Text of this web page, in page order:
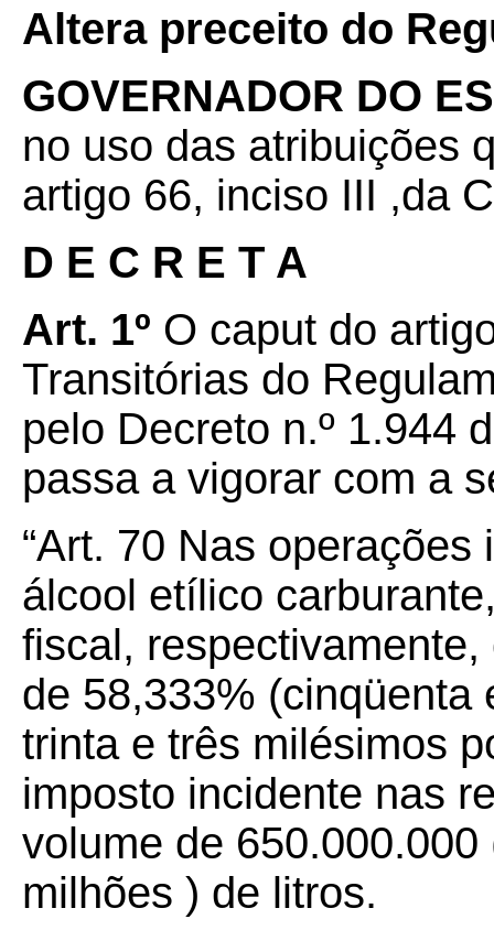
Altera preceito do
GOVERNADOR DO
no uso das atribuições
artigo 66, inciso III ,da
D E C R E T A
Art. 1º O caput do
Transitórias do
pelo Decreto n.º 1.944
passa a vigorar com a
“Art. 70 Nas
álcool etílico
fiscal,
de 58,333% (cinqüenta
trinta e três milésimos
imposto incidente nas
volume de
milhões ) de litros.